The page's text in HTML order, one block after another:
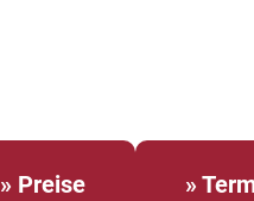
» Preise »